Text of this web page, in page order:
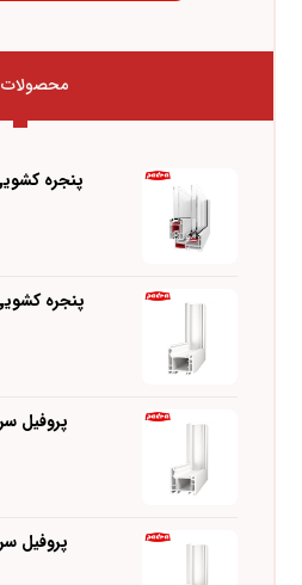
محصولات
پنجره
پنجره
پروفیل سری ۷۰
پروفیل سری ۶۰